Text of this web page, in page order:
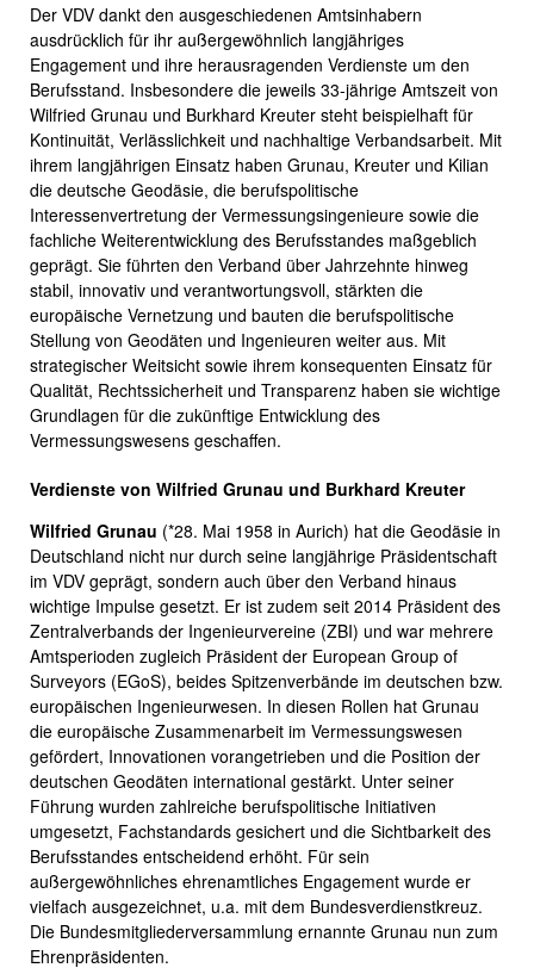
Der VDV dankt den ausgeschiedenen Amtsinhabern
ausdrücklich für ihr außergewöhnlich langjähriges
Engagement und ihre herausragenden Verdienste um den
Berufsstand. Insbesondere die jeweils 33-jährige Amtszeit von
Wilfried Grunau und Burkhard Kreuter steht beispielhaft für
Kontinuität, Verlässlichkeit und nachhaltige Verbandsarbeit. Mit
ihrem langjährigen Einsatz haben Grunau, Kreuter und Kilian
die deutsche Geodäsie, die berufspolitische
Interessenvertretung der Vermessungsingenieure sowie die
fachliche Weiterentwicklung des Berufsstandes maßgeblich
geprägt. Sie führten den Verband über Jahrzehnte hinweg
stabil, innovativ und verantwortungsvoll, stärkten die
europäische Vernetzung und bauten die berufspolitische
Stellung von Geodäten und Ingenieuren weiter aus. Mit
strategischer Weitsicht sowie ihrem konsequenten Einsatz für
Qualität, Rechtssicherheit und Transparenz haben sie wichtige
Grundlagen für die zukünftige Entwicklung des
Vermessungswesens geschaffen.
Verdienste von Wilfried Grunau und Burkhard Kreuter
Wilfried Grunau (*28. Mai 1958 in Aurich) hat die Geodäsie in
Deutschland nicht nur durch seine langjährige Präsidentschaft
im VDV geprägt, sondern auch über den Verband hinaus
wichtige Impulse gesetzt. Er ist zudem seit 2014 Präsident des
Zentralverbands der Ingenieurvereine (ZBI) und war mehrere
Amtsperioden zugleich Präsident der European Group of
Surveyors (EGoS), beides Spitzenverbände im deutschen bzw.
europäischen Ingenieurwesen. In diesen Rollen hat Grunau
die europäische Zusammenarbeit im Vermessungswesen
gefördert, Innovationen vorangetrieben und die Position der
deutschen Geodäten international gestärkt. Unter seiner
Führung wurden zahlreiche berufspolitische Initiativen
umgesetzt, Fachstandards gesichert und die Sichtbarkeit des
Berufsstandes entscheidend erhöht. Für sein
außergewöhnliches ehrenamtliches Engagement wurde er
vielfach ausgezeichnet, u.a. mit dem Bundesverdienstkreuz.
Die Bundesmitgliederversammlung ernannte Grunau nun zum
Ehrenpräsidenten.